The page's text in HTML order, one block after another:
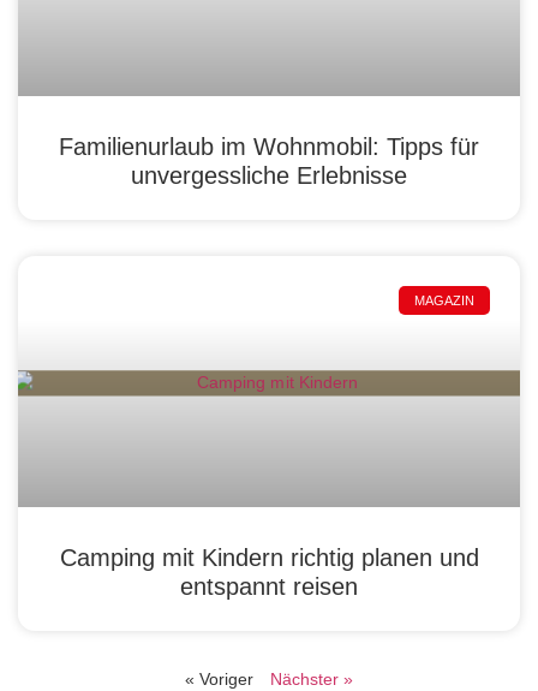
Familienurlaub im Wohnmobil: Tipps für
unvergessliche Erlebnisse
MAGAZIN
Camping mit Kindern richtig planen und
entspannt reisen
« Voriger Nächster »